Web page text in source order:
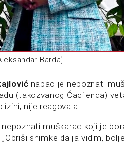
Barda)
napao je nepoznati
(takozvanog Ćacilenda)
nije reagovala.
muškarac koji je
snimke da ja vidim,